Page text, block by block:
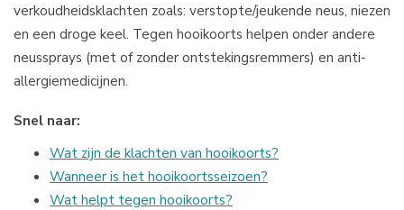
verkoudheidsklachten zoals: verstopte/jeukende neus, niezen
en een droge keel. Tegen hooikoorts helpen onder andere
neussprays (met of zonder ontstekingsremmers) en anti-
allergiemedicijnen.
Snel naar:
Wat zijn de klachten van hooikoorts?
Wanneer is het hooikoortsseizoen?
Wat helpt tegen hooikoorts?